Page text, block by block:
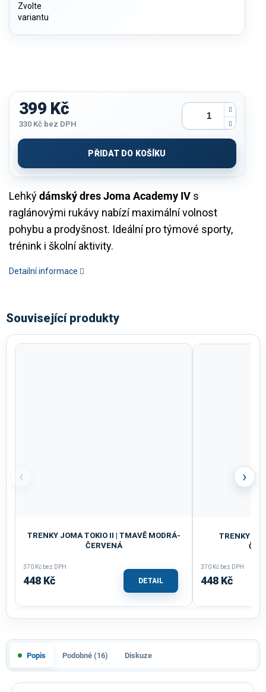
Zvolte
variantu
Lehkýdámský dres Joma Academy IV s
raglánovými rukávy nabízí maximální volnost
pohybu a prodyšnost. Ideální pro týmové sporty,
trénink i školní aktivity.
Detailní informace
399 Kč
330 Kč bez DPH
cena:
PŘIDAT DO KOŠÍKU
Související produkty
‹
TRENKY JOMA TOKIO II | TMAVĚ MODRÁ-
ČERVENÁ
370 Kč bez DPH
448 Kč DETAIL
TRENKY
370 Kč bez DPH
448 Kč
›
Popis Podobné (16) Diskuze